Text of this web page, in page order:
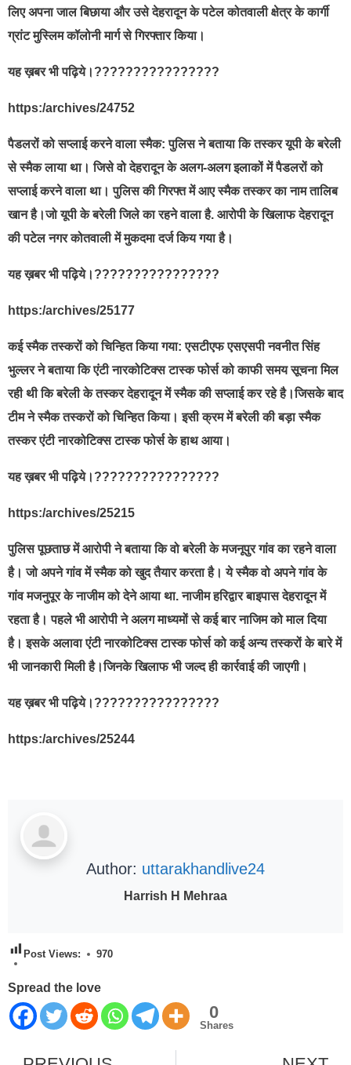
लिए अपना जाल बिछाया और उसे देहरादून के पटेल कोतवाली क्षेत्र के कार्गी
ग्रांट मुस्लिम कॉलोनी मार्ग से गिरफ्तार किया।
यह ख़बर भी पढ़िये।????????????????
https:/archives/24752
पैडलरों को सप्लाई करने वाला स्मैक: पुलिस ने बताया कि तस्कर यूपी के बरेली
से स्मैक लाया था। जिसे वो देहरादून के अलग-अलग इलाकों में पैडलरों को
सप्लाई करने वाला था। पुलिस की गिरफ्त में आए स्मैक तस्कर का नाम तालिब
खान है।जो यूपी के बरेली जिले का रहने वाला है. आरोपी के खिलाफ देहरादून
की पटेल नगर कोतवाली में मुकदमा दर्ज किय गया है।
यह ख़बर भी पढ़िये।????????????????
https:/archives/25177
कई स्मैक तस्करों को चिन्हित किया गया: एसटीएफ एसएसपी नवनीत सिंह
भुल्लर ने बताया कि एंटी नारकोटिक्स टास्क फोर्स को काफी समय सूचना मिल
रही थी कि बरेली के तस्कर देहरादून में स्मैक की सप्लाई कर रहे है।जिसके बाद
टीम ने स्मैक तस्करों को चिन्हित किया। इसी क्रम में बरेली की बड़ा स्मैक
तस्कर एंटी नारकोटिक्स टास्क फोर्स के हाथ आया।
यह ख़बर भी पढ़िये।????????????????
https:/archives/25215
पुलिस पूछताछ में आरोपी ने बताया कि वो बरेली के मजनूपुर गांव का रहने वाला
है। जो अपने गांव में स्मैक को खुद तैयार करता है। ये स्मैक वो अपने गांव के
गांव मजनुपूर के नाजीम को देने आया था. नाजीम हरिद्वार बाइपास देहरादून में
रहता है। पहले भी आरोपी ने अलग माध्यमों से कई बार नाजिम को माल दिया
है। इसके अलावा एंटी नारकोटिक्स टास्क फोर्स को कई अन्य तस्करों के बारे में
भी जानकारी मिली है।जिनके खिलाफ भी जल्द ही कार्रवाई की जाएगी।
यह ख़बर भी पढ़िये।????????????????
https:/archives/25244
Author: uttarakhandlive24
Harrish H Mehraa
Post Views: 970
Spread the love
0
Shares